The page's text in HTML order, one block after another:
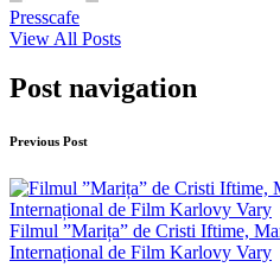
Presscafe
View All Posts
Post navigation
Previous Post
Filmul ”Marița” de Cristi Iftime,
Internațional de Film Karlovy Vary